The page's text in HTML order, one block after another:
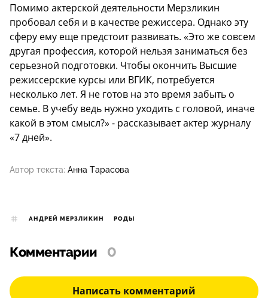
Помимо актерской деятельности Мерзликин
пробовал себя и в качестве режиссера. Однако эту
сферу ему еще предстоит развивать. «Это же совсем
другая профессия, которой нельзя заниматься без
серьезной подготовки. Чтобы окончить Высшие
режиссерские курсы или ВГИК, потребуется
несколько лет. Я не готов на это время забыть о
семье. В учебу ведь нужно уходить с головой, иначе
какой в этом смысл?» - рассказывает актер журналу
«7 дней».
Автор текста: Анна Тарасова
АНДРЕЙ МЕРЗЛИКИН РОДЫ
Комментарии 0
Написать комментарий